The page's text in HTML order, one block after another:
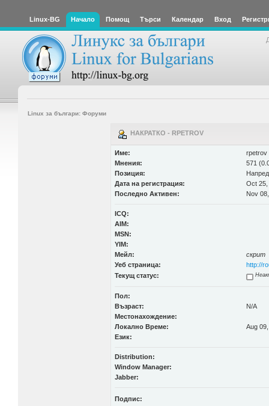
Linux-BG Начало Помощ Търси Календар Вход
Linux за българи: Форуми
НАКРАТКО - RPETROV
Име:
rpetrov
Мнения:
571
Позиция:
Дата на регистрация:
Oct 25,
Последно Активен:
Nov
ICQ:
AIM:
MSN:
YIM:
Мейл:
скрит
Уеб страница:
http://
Текущ статус:
Пол:
Възраст:
N/A
Местонахождение:
Локално Време:
Aug
Език:
Distribution:
Window Manager:
Jabber:
Подпис: